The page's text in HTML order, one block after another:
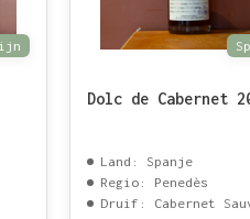
Dolc de Cabernet
Land: Spanje
Regio: Penedès
Druif: Cabernet